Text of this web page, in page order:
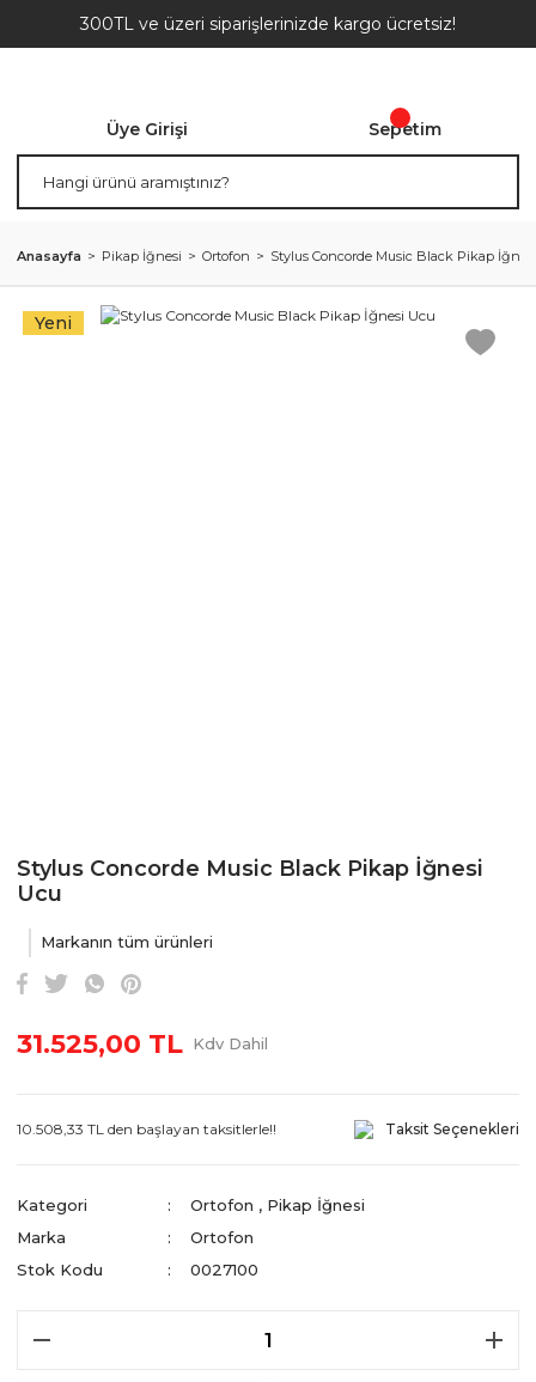
300TL ve üzeri siparişlerinizde kargo ücretsiz!
Üye Girişi Sepetim
Anasayfa Pikap İğnesi Ortofon Stylus Concorde Music Black Pikap
Yeni
Stylus Concorde Music Black Pikap İğnesi
Ucu
Markanın tüm ürünleri
31.525,00 TL Kdv Dahil
10.508,33 TL den başlayan taksitlerle!! Taksit Seçenekleri
Kategori Ortofon , Pikap İğnesi
Marka
Ortofon
Stok Kodu
0027100